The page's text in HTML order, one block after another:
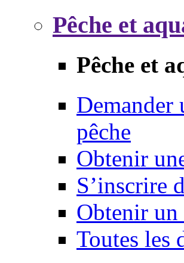
Pêche et
Pêche et
Demander
pêche
Obtenir
S’inscrire
Obtenir un
Toutes les